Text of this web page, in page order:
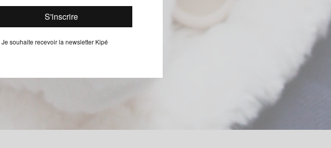
Je souhaite recevoir la newsletter Kipé